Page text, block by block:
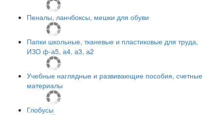
Пеналы, ланчбоксы, мешки для обуви
Папки школьные, тканевые и пластиковые для труда,
ИЗО ф-а5, а4, а3, а2
Учебные наглядные и развивающие пособия, счетные
материалы
Глобусы